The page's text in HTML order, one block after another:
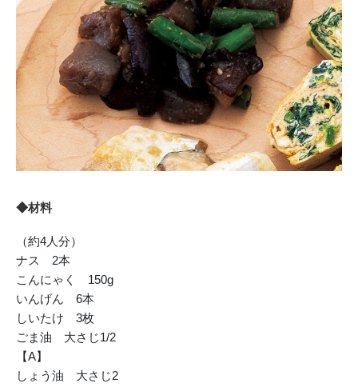
◆材料
（約4人分）
ナス 2本
こんにゃく 150g
いんげん 6本
しいたけ 3枚
ごま油 大さじ1/2
【A】
しょう油 大さじ2